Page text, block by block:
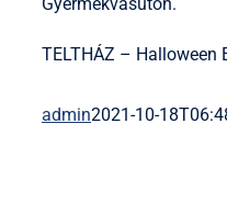
Gyermekvasúton.
TELTHÁZ – Halloween
admin2021-10-